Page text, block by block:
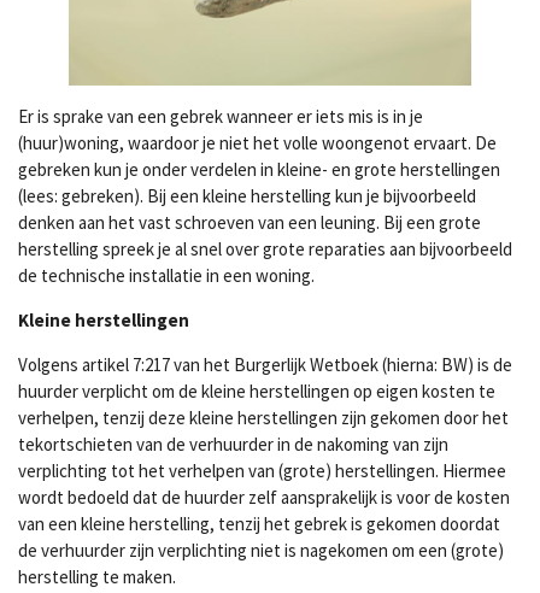
Er is sprake van een gebrek wanneer er iets mis is in je
(huur)woning, waardoor je niet het volle woongenot ervaart. De
gebreken kun je onder verdelen in kleine- en grote herstellingen
(lees: gebreken). Bij een kleine herstelling kun je bijvoorbeeld
denken aan het vast schroeven van een leuning. Bij een grote
herstelling spreek je al snel over grote reparaties aan bijvoorbeeld
de technische installatie in een woning.
Kleine herstellingen
Volgens artikel 7:217 van het Burgerlijk Wetboek (hierna: BW) is de
huurder verplicht om de kleine herstellingen op eigen kosten te
verhelpen, tenzij deze kleine herstellingen zijn gekomen door het
tekortschieten van de verhuurder in de nakoming van zijn
verplichting tot het verhelpen van (grote) herstellingen. Hiermee
wordt bedoeld dat de huurder zelf aansprakelijk is voor de kosten
van een kleine herstelling, tenzij het gebrek is gekomen doordat
de verhuurder zijn verplichting niet is nagekomen om een (grote)
herstelling te maken.